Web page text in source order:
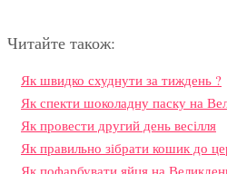
Читайте також:
Як швидко схуднути за тиждень ?
Як спекти шоколадну паску на
Як провести другий день весілля
Як правильно зібрати кошик до
Як пофарбувати яйця на